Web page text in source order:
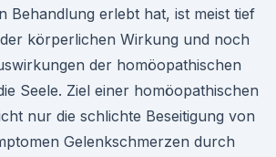
Behandlung erlebt hat, ist meist tief
körperlichen Wirkung und noch
der homöopathischen
Seele. Ziel einer homöopathischen
nur die schlichte Beseitigung von
Gelenkschmerzen durch